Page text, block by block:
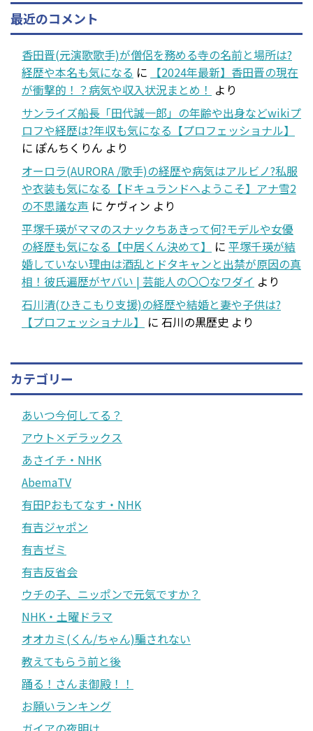
最近のコメント
香田晋(元演歌歌手)が僧侶を務める寺の名前と場所は?
経歴や本名も気になる に
【2024年最新】香田晋の現在
が衝撃的！？病気や収入状況まとめ！ より
サンライズ船長「田代誠一郎」の年齢や出身などwikiプ
ロフや経歴は?年収も気になる【プロフェッショナル】
に ぽんちくりん より
オーロラ(AURORA /歌手)の経歴や病気はアルビノ?私服
や衣装も気になる【ドキュランドへようこそ】アナ雪2
の不思議な声 に ケヴィン より
平塚千瑛がママのスナックちあきって何?モデルや女優
の経歴も気になる【中居くん決めて】
に 平塚千瑛が結
婚していない理由は酒乱とドタキャンと出禁が原因の真
相！彼氏遍歴がヤバい | 芸能人の〇〇なワダイ より
石川清(ひきこもり支援)の経歴や結婚と妻や子供は?
【プロフェッショナル】
に 石川の黒歴史 より
カテゴリー
あいつ今何してる？
アウト×デラックス
あさイチ・NHK
AbemaTV
有田Pおもてなす・NHK
有吉ジャポン
有吉ゼミ
有吉反省会
ウチの子、ニッポンで元気ですか？
NHK・土曜ドラマ
オオカミ(くん/ちゃん)騙されない
教えてもらう前と後
踊る！さんま御殿！！
お願いランキング